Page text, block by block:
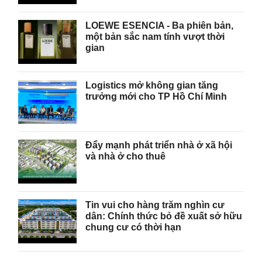
LOEWE ESENCIA - Ba phiên bản,
một bản sắc nam tính vượt thời
gian
Logistics mở không gian tăng
trưởng mới cho TP Hồ Chí Minh
Đẩy mạnh phát triển nhà ở xã hội
và nhà ở cho thuê
Tin vui cho hàng trăm nghìn cư
dân: Chính thức bỏ đề xuất sở hữu
chung cư có thời hạn